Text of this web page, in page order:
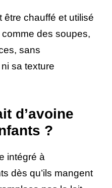
être chauffé et utilisé
des soupes,
sans
sa texture
d’avoine
?
intégré à
dès qu’ils mangent